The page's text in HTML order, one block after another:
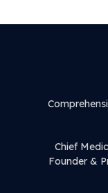
Chief
Founder &